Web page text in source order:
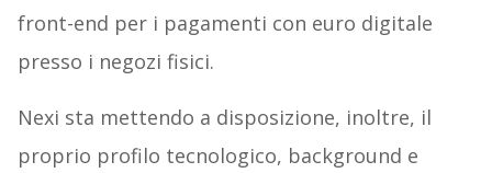
front-end per i pagamenti con euro digitale
presso i negozi fisici.
Nexi sta mettendo a disposizione, inoltre, il
proprio profilo tecnologico, background e